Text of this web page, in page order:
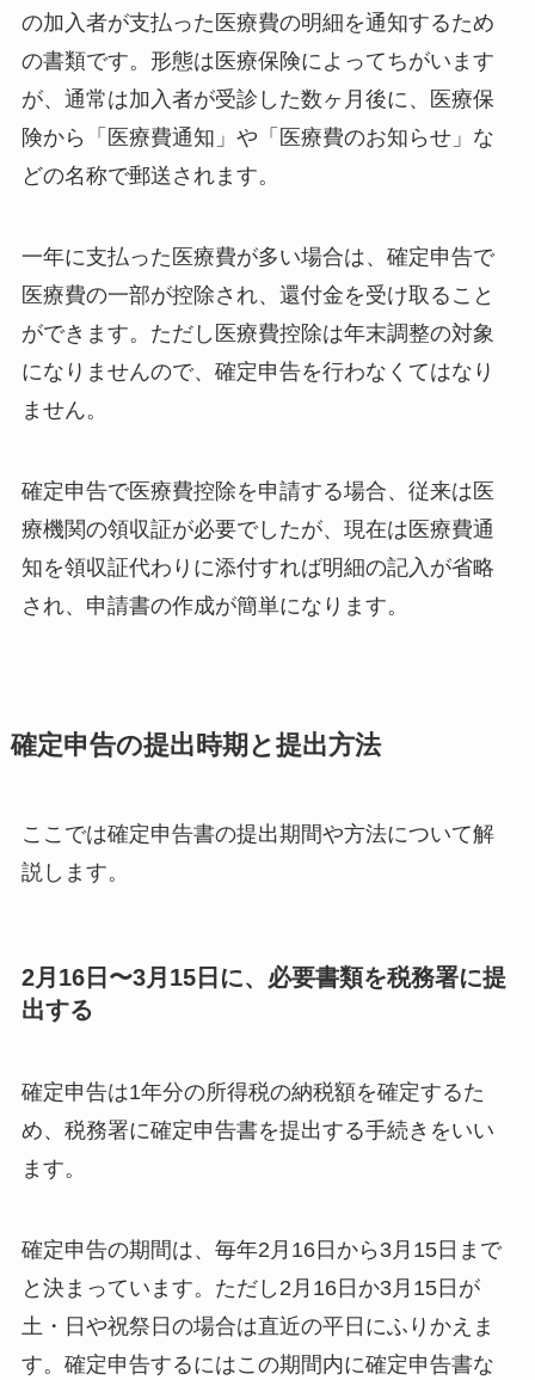
の加入者が支払った医療費の明細を通知するため
の書類です。形態は医療保険によってちがいます
が、通常は加入者が受診した数ヶ月後に、医療保
険から「医療費通知」や「医療費のお知らせ」な
どの名称で郵送されます。
一年に支払った医療費が多い場合は、確定申告で
医療費の一部が控除され、還付金を受け取ること
ができます。ただし医療費控除は年末調整の対象
になりませんので、確定申告を行わなくてはなり
ません。
確定申告で医療費控除を申請する場合、従来は医
療機関の領収証が必要でしたが、現在は医療費通
知を領収証代わりに添付すれば明細の記入が省略
され、申請書の作成が簡単になります。
確定申告の提出時期と提出方法
ここでは確定申告書の提出期間や方法について解
説します。
2月16日〜3月15日に、必要書類を税務署に提
出する
確定申告は1年分の所得税の納税額を確定するた
め、税務署に確定申告書を提出する手続きをいい
ます。
確定申告の期間は、毎年2月16日から3月15日まで
と決まっています。ただし2月16日か3月15日が
土・日や祝祭日の場合は直近の平日にふりかえま
す。確定申告するにはこの期間内に確定申告書な